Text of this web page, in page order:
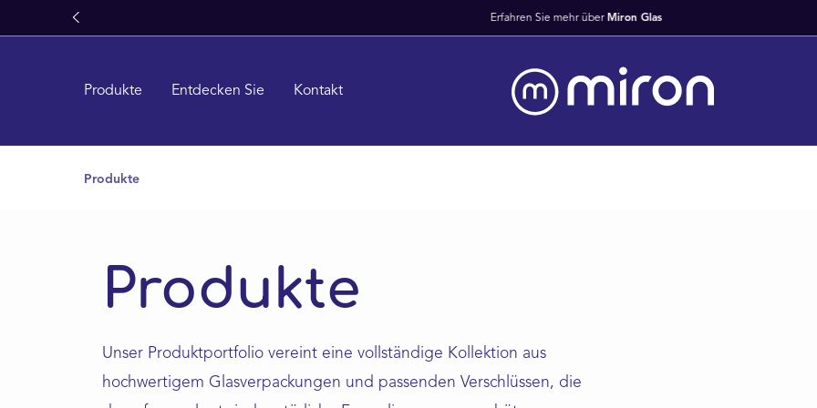
Schnelle weltweite Lieferung ab Lager
Produkte Entdecken Sie Kontakt
Produkte
Produkte
Unser Produktportfolio vereint eine vollständige Kollektion aus
hochwertigem Glasverpackungen und passenden Verschlüssen, die